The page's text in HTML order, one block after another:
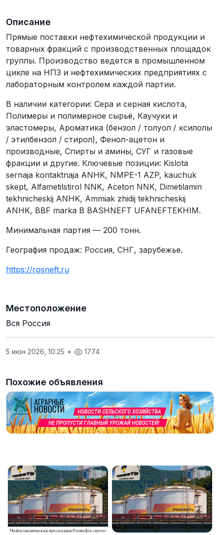
Описание
Прямые поставки нефтехимической продукции и
товарных фракций с производственных площадок
группы. Производство ведется в промышленном
цикле на НПЗ и нефтехимических предприятиях с
лабораторным контролем каждой партии.
В наличии категории: Сера и серная кислота,
Полимеры и полимерное сырьё, Каучуки и
эластомеры, Ароматика (бензол / толуол / ксилолы
/ этилбензол / стирол), Фенол-ацетон и
производные, Спирты и амины, СУГ и газовые
фракции и другие. Ключевые позиции: Kislota
sernaja kontaktnaja ANHK, NMPE-1 AZP, kauchuk
skept, Alfametilstirol NNK, Aceton NNK, Dimetilamin
tekhnicheskij ANHK, Ammiak zhidij tekhnicheskij
ANHK, BBF marka B BASHNEFT UFANEFTEKHIM.
Минимальная партия — 200 тонн.
География продаж: Россия, СНГ, зарубежье.
https://rosneft.ru
Местоположение
Вся Россия
5 июн 2026, 10:25 • 1774
Похожие объявления